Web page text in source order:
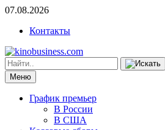
07.08.2026
Контакты
Меню
График премьер
В России
В США